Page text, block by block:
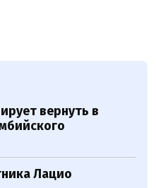
вернуть в
Лацио